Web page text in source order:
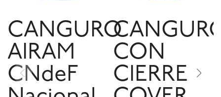
CANGURO
AIRAM
CNdeF
CON
CIERRE